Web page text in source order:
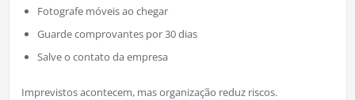
Fotografe móveis ao chegar
Guarde comprovantes por 30 dias
Salve o contato da empresa
Imprevistos acontecem, mas organização reduz riscos.